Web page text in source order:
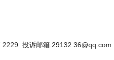
2229 投诉邮箱:29132 36@qq.com